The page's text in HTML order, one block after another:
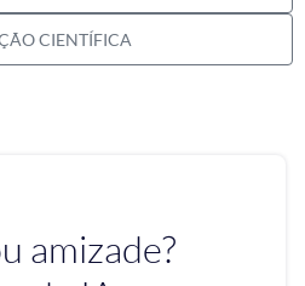
CIENTÍFICA
amizade?